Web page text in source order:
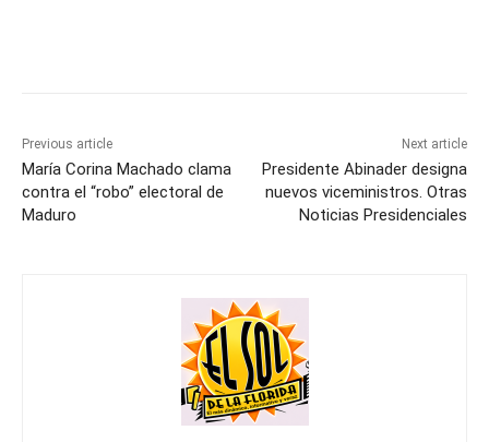
Previous article
María Corina Machado clama
contra el “robo” electoral de
Maduro
Next article
Presidente Abinader designa
nuevos viceministros. Otras
Noticias Presidenciales